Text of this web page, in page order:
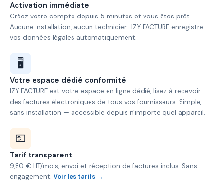
Activation immédiate
Créez votre compte depuis 5 minutes et vous êtes prêt.
Aucune installation, aucun technicien. IZY FACTURE enregistre
vos données légales automatiquement.
🖥️
Votre espace dédié conformité
IZY FACTURE est votre espace en ligne dédié, lisez à recevoir
des factures électroniques de tous vos fournisseurs. Simple,
sans installation — accessible depuis n'importe quel appareil.
💶
Tarif transparent
9,80 € HT/mois, envoi et réception de factures inclus. Sans
engagement. Voir les tarifs →